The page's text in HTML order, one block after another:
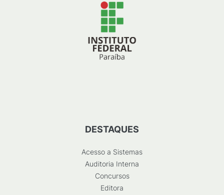
DESTAQUES
Acesso a Sistemas
Auditoria Interna
Concursos
Editora